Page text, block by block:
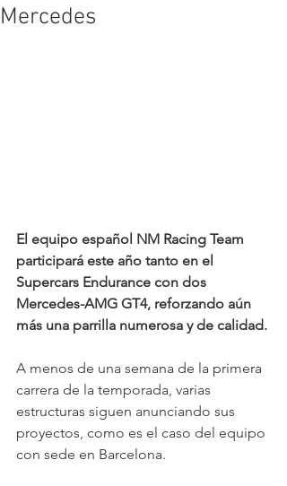
Mercedes
El equipo español NM Racing Team
participará este año tanto en el
Supercars Endurance con dos
Mercedes-AMG GT4, reforzando aún
más una parrilla numerosa y de calidad.
A menos de una semana de la primera
carrera de la temporada, varias
estructuras siguen anunciando sus
proyectos, como es el caso del equipo
con sede en Barcelona.